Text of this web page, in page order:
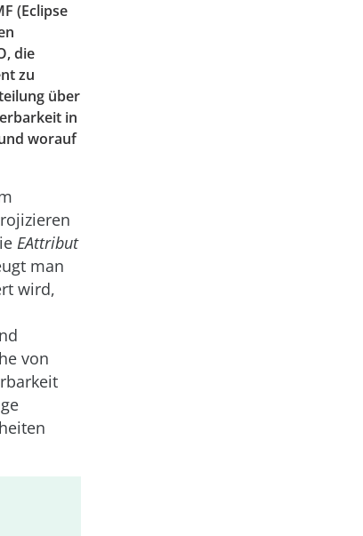
(­Eclipse
die
zu
über
in
worauf
EAttribut
man
wird,
von